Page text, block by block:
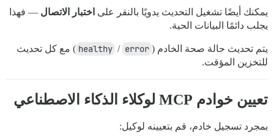
يمكنك أيضًا تشغيل التحديث يدويًا بالنقر على اختبار الاتصال — فهذا
يجلب دائمًا البيانات الحية.
يتم تحديث حالة صحة الخادم ( healthy / error
) مع كل تحديث
للتخزين المؤقت.
تعيين خوادم MCP لوكلاء الذكاء الاصطناعي
بمجرد تسجيل خادم، قم بتعيينه لوكيل: